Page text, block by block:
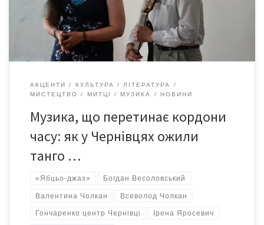
Валентина Чолкан, кандидат філологічних наук та доцент ЧНУ.
Її потужний голос, заворожлива харизма та […]
АКЦЕНТИ КУЛЬТУРА
ЛІТЕРАТУРА
МИСТЕЦТВО
МИТЦІ МУЗИКА НОВИНИ
Музика, що перетинає кордони
часу: як у Чернівцях ожили
танго …
«Ябцьо-джаз» Богдан Весоловський
Валентина Чолкан Всеволод Чолкан
Гончаренко центр Чернівці Ірена Яросевич